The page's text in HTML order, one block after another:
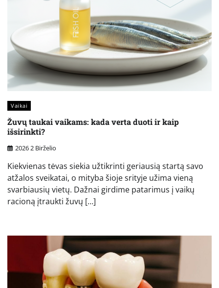
Vaikai
Žuvų taukai vaikams: kada verta duoti ir kaip
išsirinkti?
2026 2 Birželio
Kiekvienas tėvas siekia užtikrinti geriausią startą savo
atžalos sveikatai, o mityba šioje srityje užima vieną
svarbiausių vietų. Dažnai girdime patarimus į vaikų
racioną įtraukti žuvų […]